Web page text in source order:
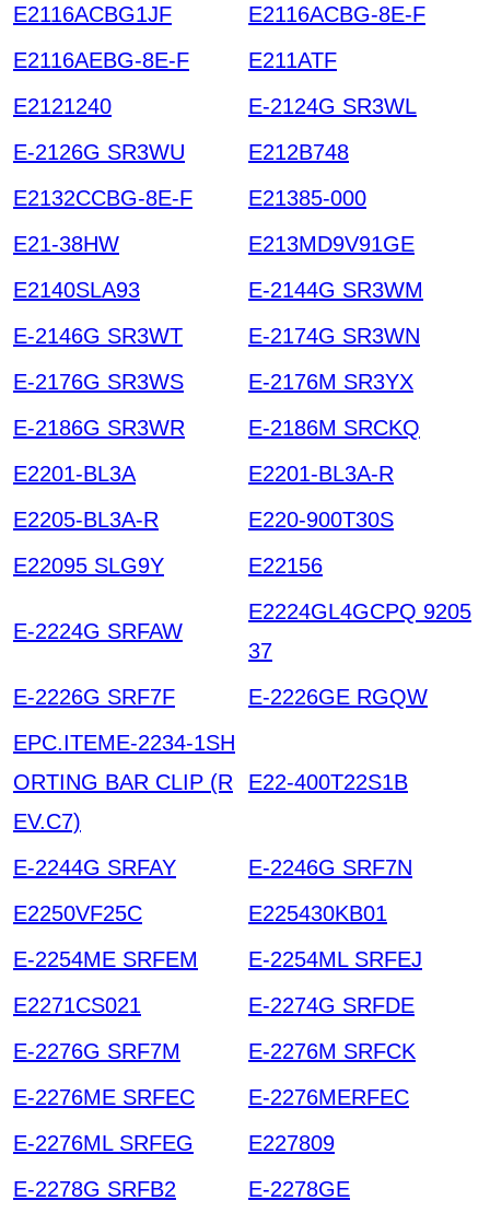
E2116ACBG1JF
E2116ACBG-8E-F
E2116AEBG-8E-F
E211ATF
E2121240
E-2124G SR3WL
E-2126G SR3WU
E212B748
E2132CCBG-8E-F
E21385-000
E21-38HW
E213MD9V91GE
E2140SLA93
E-2144G SR3WM
E-2146G SR3WT
E-2174G SR3WN
E-2176G SR3WS
E-2176M SR3YX
E-2186G SR3WR
E-2186M SRCKQ
E2201-BL3A
E2201-BL3A-R
E2205-BL3A-R
E220-900T30S
E22095 SLG9Y
E22156
E-2224G SRFAW
E2224GL4GCPQ 9205
37
E-2226G SRF7F
E-2226GE RGQW
EPC.ITEME-2234-1SH
ORTING BAR CLIP (R
EV.C7)
E22-400T22S1B
E-2244G SRFAY
E-2246G SRF7N
E2250VF25C
E225430KB01
E-2254ME SRFEM
E-2254ML SRFEJ
E2271CS021
E-2274G SRFDE
E-2276G SRF7M
E-2276M SRFCK
E-2276ME SRFEC
E-2276MERFEC
E-2276ML SRFEG
E227809
E-2278G SRFB2
E-2278GE